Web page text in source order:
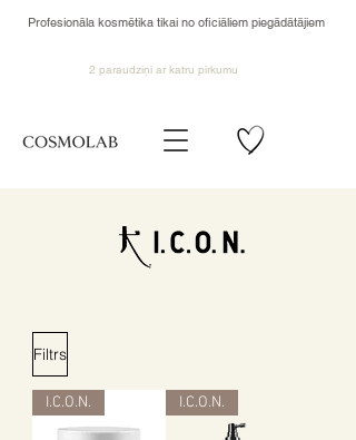
Profesionāla kosmētika tikai no oficiāliem piegādātājiem
2 paraudziņi ar katru pirkumu
Filtrs
I.C.O.N. I.C.O.N.